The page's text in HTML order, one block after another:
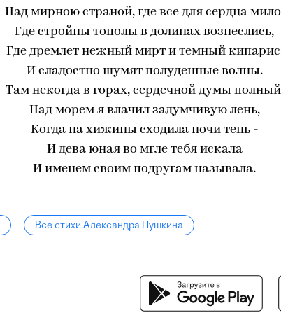
Над мирною страной, где все для сердца
Где стройны тополы в долинах вознеслись,
Где дремлет нежный мирт и темный
И сладостно шумят полуденные волны.
Там некогда в горах, сердечной думы
Над морем я влачил задумчивую лень,
Когда на хижины сходила ночи тень -
И дева юная во мгле тебя искала
И именем своим подругам называла.
Все стихи Александра Пушкина